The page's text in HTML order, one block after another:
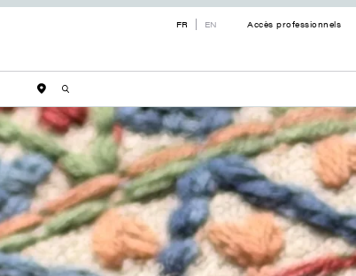
FR EN Accès professionnels